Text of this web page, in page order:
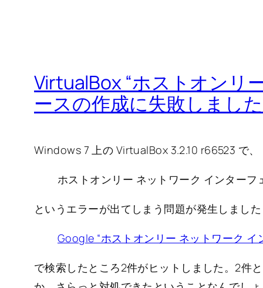
VirtualBox “ホストオンリ
ースの作成に失敗しまし
Windows 7 上の VirtualBox 3.2.10 r66523 で、
ホストオンリー ネットワーク インター
というエラーが出てしまう問題が発生しました
Google “ホストオンリー ネットワーク
で検索したところ2件がヒットしました。2件